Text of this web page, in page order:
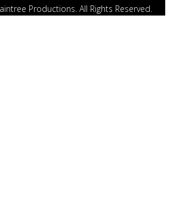
Productions. All Rights Reserved.